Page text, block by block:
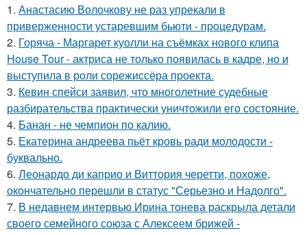
1. Анастасию Волочкову не раз упрекали в
приверженности устаревшим бьюти - процедурам.
2. Горяча - Маргарет куолли на съёмках нового клипа
House Tour - актриса не только появилась в кадре, но и
выступила в роли сорежиссёра проекта.
3. Кевин спейси заявил, что многолетние судебные
разбирательства практически уничтожили его состояние.
4. Банан - не чемпион по калию.
5. Екатерина андреева пьёт кровь ради молодости -
буквально.
6. Леонардо ди каприо и Виттория черетти, похоже,
окончательно перешли в статус "Серьезно и Надолго".
7. В недавнем интервью Ирина тонева раскрыла детали
своего семейного союза с Алексеем брижей -